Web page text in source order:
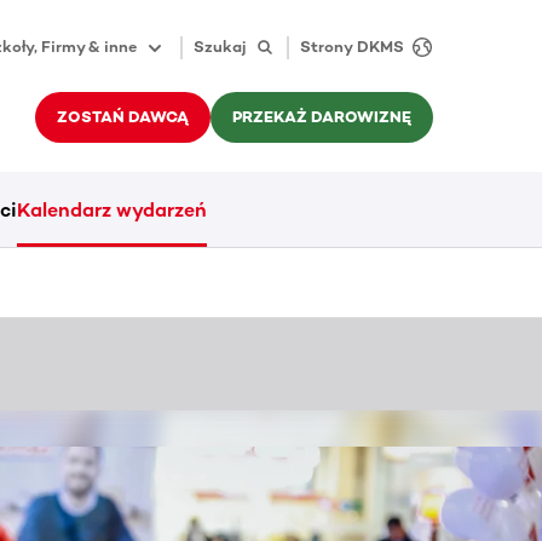
Firmy & inne Szukaj Strony DKMS
ZOSTAŃ DAWCĄ PRZEKAŻ DAROWIZNĘ
Kalendarz wydarzeń